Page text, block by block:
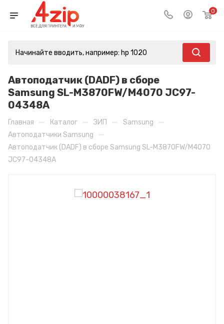
0
Автоподатчик (DADF) в сборе
Samsung SL-M3870FW/M4070 JC97-
04348A
Главная — Каталог — ЗИП — Samsung —
Автоподатчики Samsung —
Автоподатчик (DADF) в сборе Samsung SL-M3870FW/M4070
JC97-04348A